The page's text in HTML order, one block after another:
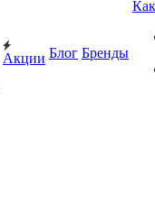
Акции Блог Бренды